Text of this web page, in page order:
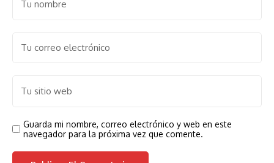
Guarda mi nombre, correo electrónico y web en este
navegador para la próxima vez que comente.